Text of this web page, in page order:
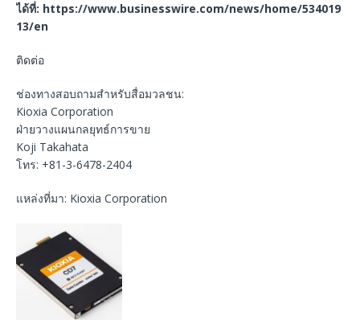
ได้ที่: https://www.businesswire.com/news/home/534019
13/en
ติดต่อ
ช่องทางสอบถามสำหรับสื่อมวลชน:
Kioxia Corporation
ฝ่ายวางแผนกลยุทธ์การขาย
Koji Takahata
โทร: +81-3-6478-2404
แหล่งที่มา: Kioxia Corporation